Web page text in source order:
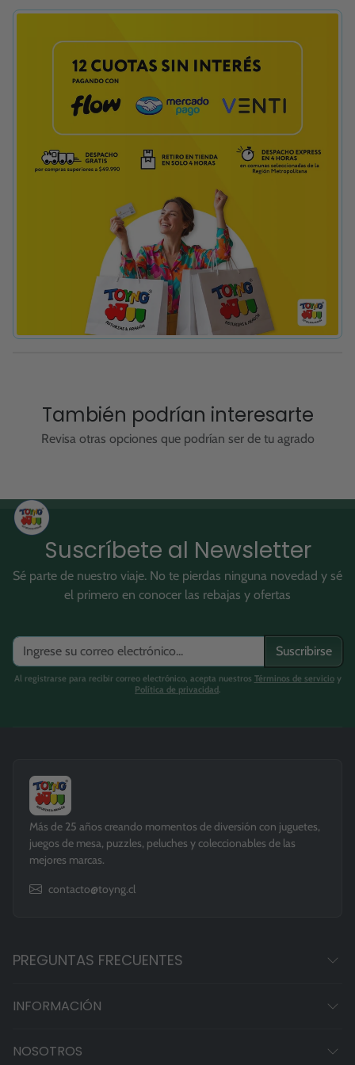
También podrían interesarte
Revisa otras opciones que podrían ser de tu agrado
Suscríbete al Newsletter
Sé parte de nuestro viaje. No te pierdas ninguna novedad y sé
el primero en conocer las rebajas y ofertas
Suscribirse
Al registrarse para recibir correo electrónico, acepta nuestros Términos de servicioy
Política de privacidad.
Más de 25 años creando momentos de diversión con juguetes,
juegos de mesa, puzzles, peluches y coleccionables de las
mejores marcas.
contacto@toyng.cl
PREGUNTAS FRECUENTES
INFORMACIÓN
NOSOTROS